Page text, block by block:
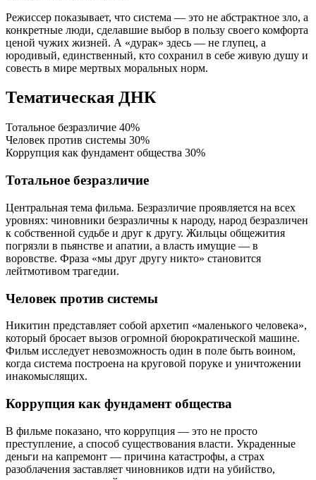
Режиссер показывает, что система — это не абстрактное зло, а
конкретные люди, сделавшие выбор в пользу своего комфорта
ценой чужих жизней. А «дурак» здесь — не глупец, а
юродивый, единственный, кто сохранил в себе живую душу и
совесть в мире мертвых моральных норм.
Тематическая ДНК
Тотальное безразличие 40%
Человек против системы 30%
Коррупция как фундамент общества 30%
Тотальное безразличие
Центральная тема фильма. Безразличие проявляется на всех
уровнях: чиновники безразличны к народу, народ безразличен
к собственной судьбе и друг к другу. Жильцы общежития
погрязли в пьянстве и апатии, а власть имущие — в
воровстве. Фраза «мы друг другу никто» становится
лейтмотивом трагедии.
Человек против системы
Никитин представляет собой архетип «маленького человека»,
который бросает вызов огромной бюрократической машине.
Фильм исследует невозможность один в поле быть воином,
когда система построена на круговой поруке и уничтожении
инакомыслящих.
Коррупция как фундамент общества
В фильме показано, что коррупция — это не просто
преступление, а способ существования власти. Украденные
деньги на капремонт — причина катастрофы, а страх
разоблачения заставляет чиновников идти на убийство,